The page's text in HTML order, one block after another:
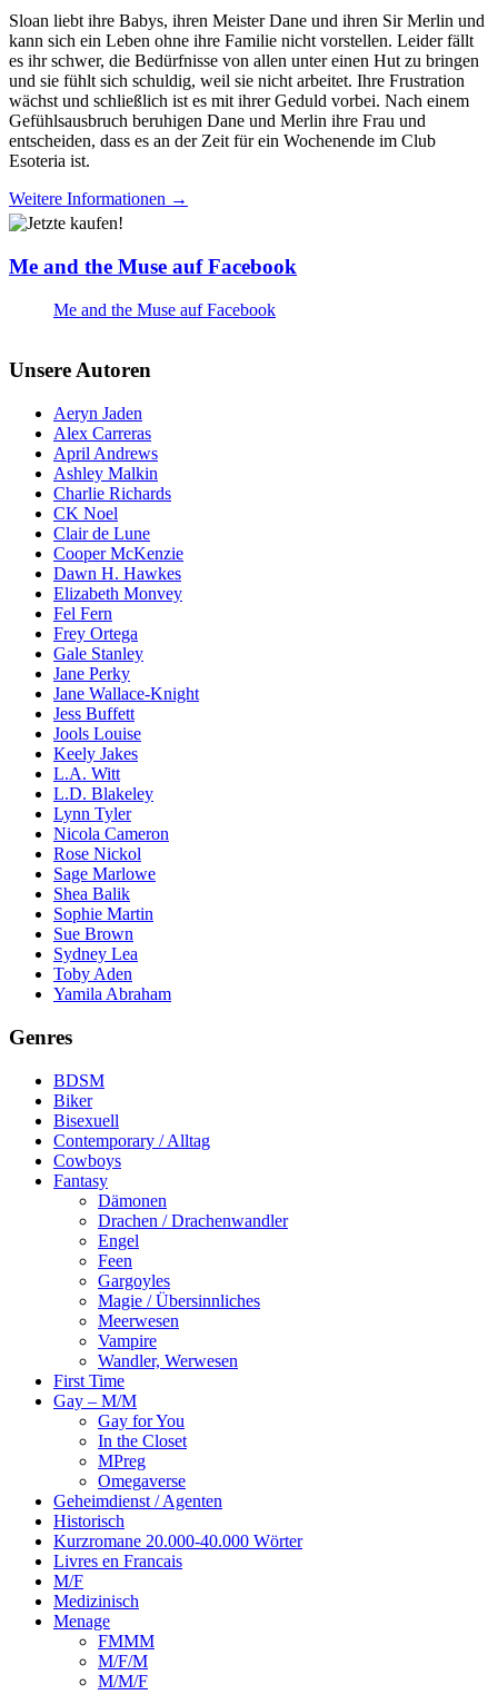
Sloan liebt ihre Babys, ihren Meister Dane und ihren Sir Merlin und
kann sich ein Leben ohne ihre Familie nicht vorstellen. Leider fällt
es ihr schwer, die Bedürfnisse von allen unter einen Hut zu bringen
und sie fühlt sich schuldig, weil sie nicht arbeitet. Ihre Frustration
wächst und schließlich ist es mit ihrer Geduld vorbei. Nach einem
Gefühlsausbruch beruhigen Dane und Merlin ihre Frau und
entscheiden, dass es an der Zeit für ein Wochenende im Club
Esoteria ist.
Weitere Informationen →
Me and the Muse auf Facebook
Me and the Muse auf Facebook
Unsere Autoren
Aeryn Jaden
Alex Carreras
April Andrews
Ashley Malkin
Charlie Richards
CK Noel
Clair de Lune
Cooper McKenzie
Dawn H. Hawkes
Elizabeth Monvey
Fel Fern
Frey Ortega
Gale Stanley
Jane Perky
Jane Wallace-Knight
Jess Buffett
Jools Louise
Keely Jakes
L.A. Witt
L.D. Blakeley
Lynn Tyler
Nicola Cameron
Rose Nickol
Sage Marlowe
Shea Balik
Sophie Martin
Sue Brown
Sydney Lea
Toby Aden
Yamila Abraham
Genres
BDSM
Biker
Bisexuell
Contemporary / Alltag
Cowboys
Fantasy
Dämonen
Drachen / Drachenwandler
Engel
Feen
Gargoyles
Magie / Übersinnliches
Meerwesen
Vampire
Wandler, Werwesen
First Time
Gay – M/M
Gay for You
In the Closet
MPreg
Omegaverse
Geheimdienst / Agenten
Historisch
Kurzromane 20.000-40.000 Wörter
Livres en Francais
M/F
Medizinisch
Menage
FMMM
M/F/M
M/M/F